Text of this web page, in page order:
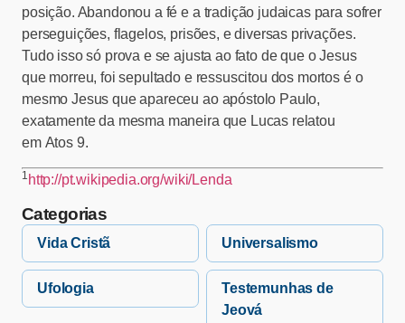
posição. Abandonou a fé e a tradição judaicas para sofrer
perseguições, flagelos, prisões, e diversas privações.
Tudo isso só prova e se ajusta ao fato de que o Jesus
que morreu, foi sepultado e ressuscitou dos mortos é o
mesmo Jesus que apareceu ao apóstolo Paulo,
exatamente da mesma maneira que Lucas relatou
em Atos 9.
1 http://pt.wikipedia.org/wiki/Lenda
Categorias
Vida Cristã Universalismo
Ufologia
Testemunhas de
Jeová